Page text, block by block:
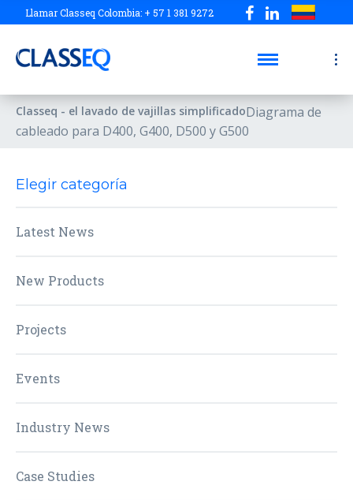
Llamar Classeq Colombia: + 57 1 381 9272
Classeq - el lavado de vajillas simplificadoDiagrama de
cableado para D400, G400, D500 y G500
Elegir categoría
Latest News
New Products
Projects
Events
Industry News
Case Studies